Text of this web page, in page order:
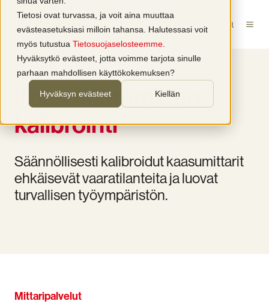
Tietosi ovat turvassa, ja voit aina muuttaa
evästeasetuksiasi milloin tahansa. Halutessasi voit
myös tutustua Tietosuojaselosteemme
Hyväksytkö evästeet, jotta voimme tarjota sinulle
parhaan mahdollisen käyttökokemuksen?
Hyväksyn evästeet Kiellän
Kaasumittareiden
kalibrointi
Säännöllisesti kalibroidut kaasumittarit
ehkäisevät vaaratilanteita ja luovat
turvallisen työympäristön.
Mittaripalvelut